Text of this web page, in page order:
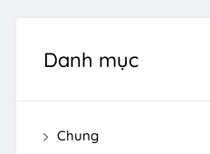
Danh mục
Chung